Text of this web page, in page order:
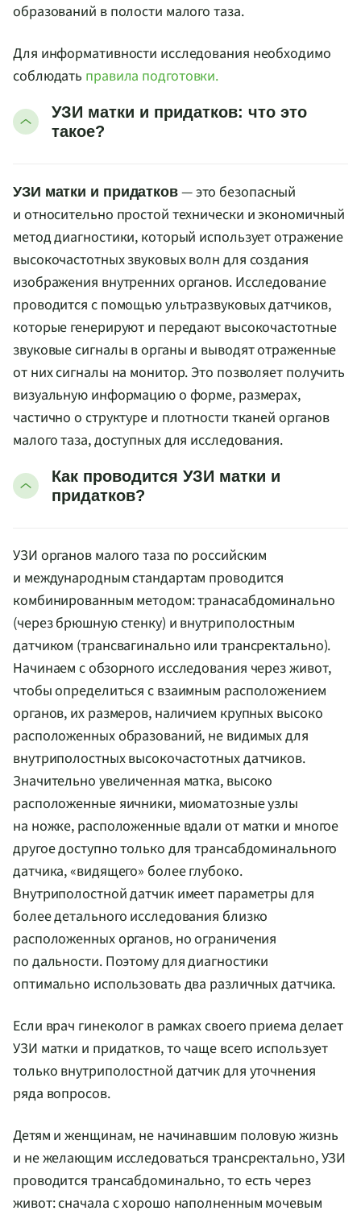
образований в полости малого таза.
Для информативности исследования необходимо
соблюдать правила подготовки.
УЗИ матки и придатков: что это
такое?
УЗИ матки и придатков— это безопасный
и относительно простой технически и экономичный
метод диагностики, который использует отражение
высокочастотных звуковых волн для создания
изображения внутренних органов. Исследование
проводится с помощью ультразвуковых датчиков,
которые генерируют и передают высокочастотные
звуковые сигналы в органы и выводят отраженные
от них сигналы на монитор. Это позволяет получить
визуальную информацию о форме, размерах,
частично о структуре и плотности тканей органов
малого таза, доступных для исследования.
Как проводится УЗИ матки и
придатков?
УЗИ органов малого таза по российским
и международным стандартам проводится
комбинированным методом: транасабдоминально
(через брюшную стенку) и внутриполостным
датчиком (трансвагинально или трансректально).
Начинаем с обзорного исследования через живот,
чтобы определиться с взаимным расположением
органов, их размеров, наличием крупных высоко
расположенных образований, не видимых для
внутриполостных высокочастотных датчиков.
Значительно увеличенная матка, высоко
расположенные яичники, миоматозные узлы
на ножке, расположенные вдали от матки и многое
другое доступно только для трансабдоминального
датчика, «видящего» более глубоко.
Внутриполостной датчик имеет параметры для
более детального исследования близко
расположенных органов, но ограничения
по дальности. Поэтому для диагностики
оптимально использовать два различных датчика.
Если врач гинеколог в рамках своего приема делает
УЗИ матки и придатков, то чаще всего использует
только внутриполостной датчик для уточнения
ряда вопросов.
Детям и женщинам, не начинавшим половую жизнь
и не желающим исследоваться трансректально, УЗИ
проводится трансабдоминально, то есть через
живот: сначала с хорошо наполненным мочевым